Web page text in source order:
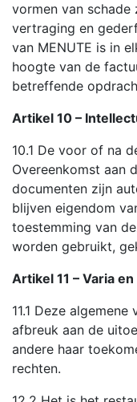
vormen van
vertraging en
van MENUTE is in
hoogte van de
betreffende
Artikel 10 –
10.1 De voor of na
Overeenkomst aan
documenten zijn
blijven eigendom
toestemming van
worden gebruikt,
Artikel 11 – Varia
11.1 Deze
afbreuk aan de
andere haar
rechten.